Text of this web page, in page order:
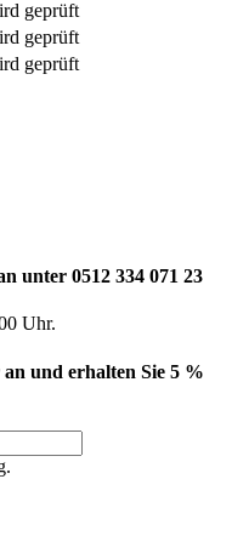
geprüft
geprüft
geprüft
unter 0512 334 071 23
Uhr.
und erhalten Sie 5 %